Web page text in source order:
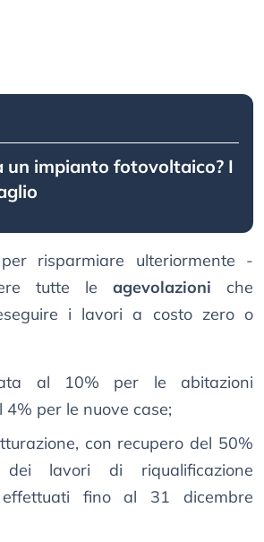
un impianto fotovoltaico? I
risparmiare ulteriormente -
tutte le agevolazioni che
i lavori a costo zero o
al 10% per le abitazioni
4% per le nuove case;
con recupero del 50%
lavori di riqualificazione
effettuati fino al 31 dicembre